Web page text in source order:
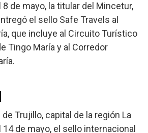
8 de mayo, la titular del Mincetur,
el sello Safe Travels al
que incluye al Circuito Turístico
Tingo María y al Corredor
Trujillo, capital de la región La
de mayo, el sello internacional